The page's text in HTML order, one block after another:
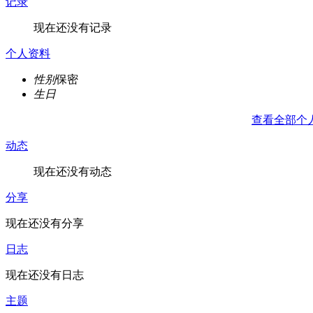
现在还没有记录
个人资料
性别保密
生日
查看全部个
动态
现在还没有动态
分享
现在还没有分享
日志
现在还没有日志
主题